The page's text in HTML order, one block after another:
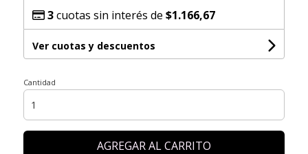
3cuotas sin interés de $1.166,67
Ver cuotas y descuentos
Cantidad
AGREGAR AL CARRITO